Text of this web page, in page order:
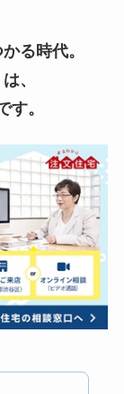
る時代。
、
す。